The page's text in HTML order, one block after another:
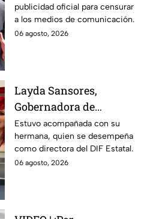
estrategia de censura
del gobierno
publicidad oficial para censurar
a los medios de comunicación.
06 agosto, 2026
Layda Sansores,
Gobernadora de
Campeche, fue captada
viajando en primera
clase rumbo a Madrid
Estuvo acompañada con su
hermana, quien se desempeña
como directora del DIF Estatal.
06 agosto, 2026